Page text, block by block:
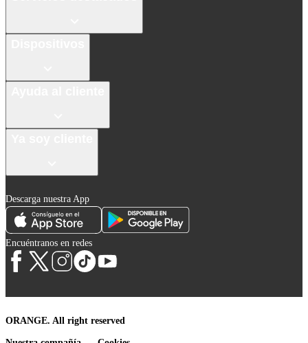
Descarga nuestra App
Encuéntranos en redes
ORANGE. All right reserved